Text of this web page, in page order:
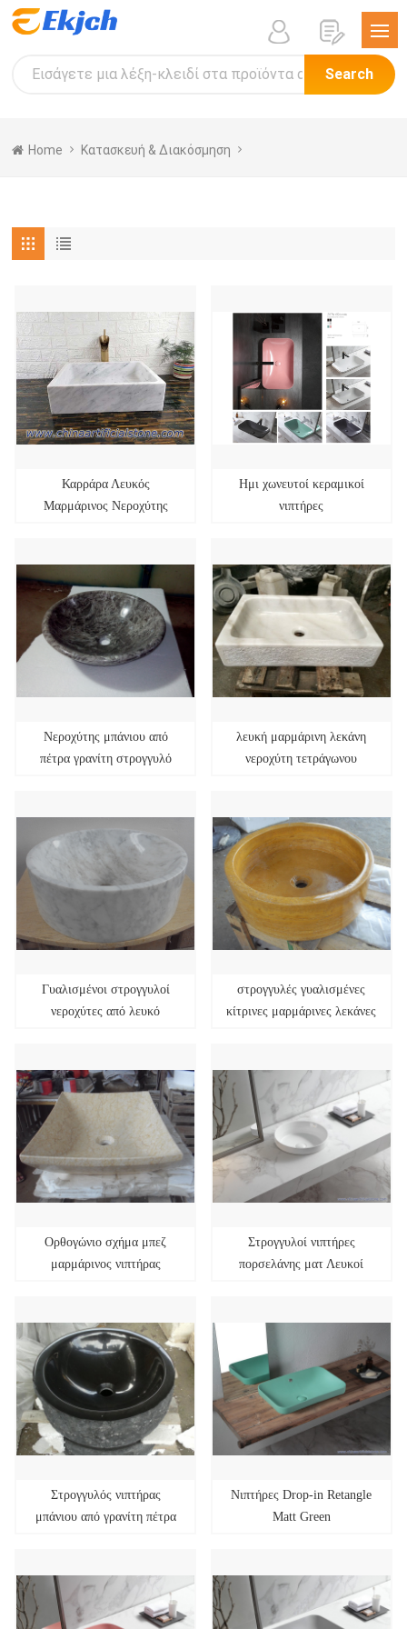
Search
Home Κατασκευή & Διακόσμηση
Καρράρα Λευκός
Μαρμάρινος Νεροχύτης
Ημι χωνευτοί κεραμικοί
νιπτήρες
Νεροχύτης μπάνιου από
πέτρα γρανίτη στρογγυλό
λευκή μαρμάρινη λεκάνη
νεροχύτη τετράγωνου
Γυαλισμένοι στρογγυλοί
νεροχύτες από λευκό
στρογγυλές γυαλισμένες
κίτρινες μαρμάρινες λεκάνες
Ορθογώνιο σχήμα μπεζ
μαρμάρινος νιπτήρας
Στρογγυλοί νιπτήρες
πορσελάνης ματ Λευκοί
Στρογγυλός νιπτήρας
μπάνιου από γρανίτη πέτρα
Νιπτήρες Drop-in Retangle
Matt Green